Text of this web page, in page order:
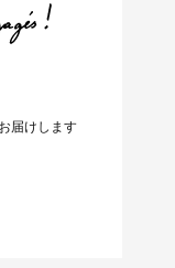
届けします